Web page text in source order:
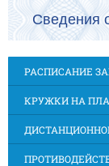
Сведения
РАСПИСАНИЕ
КРУЖКИ НА